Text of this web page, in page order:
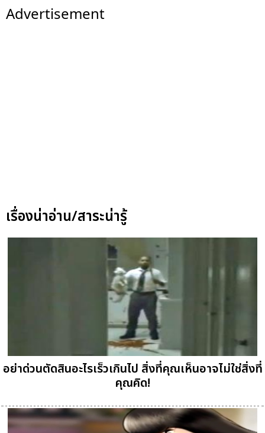
Advertisement
เรื่องน่าอ่าน/สาระน่ารู้
อย่าด่วนตัดสินอะไรเร็วเกินไป สิ่งที่คุณเห็นอาจไม่ใช่สิ่งที่
คุณคิด!